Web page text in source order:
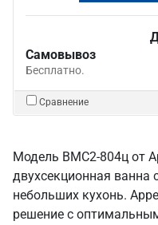
Самовывоз
Бесплатно.
Сравнение
Модель ВМС2-804ц от
двухсекционная
небольших кухонь.
решение с